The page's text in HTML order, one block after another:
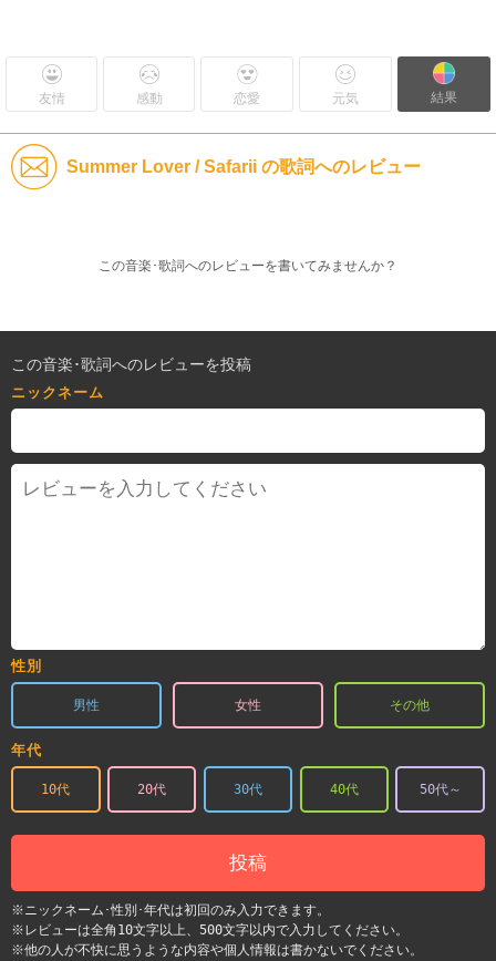
友情 感動 恋愛 元気 結果
Summer Lover / Safarii の歌詞へのレビュー
この音楽･歌詞へのレビューを書いてみませんか？
この音楽･歌詞へのレビューを投稿
ニックネーム
性別
男性 女性 その他
年代
10代 20代 30代 40代 50代～
投稿
※ニックネーム･性別･年代は初回のみ入力できます。
※レビューは全角10文字以上、500文字以内で入力してください。
※他の人が不快に思うような内容や個人情報は書かないでください。